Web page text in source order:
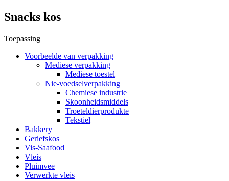
Snacks kos
Toepassing
Voorbeelde van verpakking
Mediese verpakking
Mediese toestel
Nie-voedselverpakking
Chemiese industrie
Skoonheidsmiddels
Troeteldierprodukte
Tekstiel
Bakkery
Geriefskos
Vis-Saafood
Vleis
Pluimvee
Verwerkte vleis